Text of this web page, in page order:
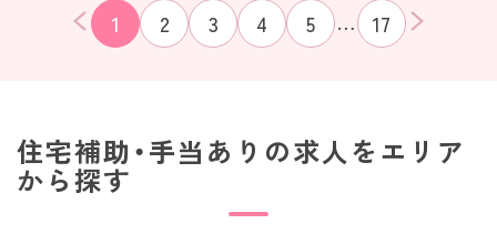
該当件数
クリア
1 2 3 4 5 … 17
住宅補助・手当ありの求人をエリア
から探す